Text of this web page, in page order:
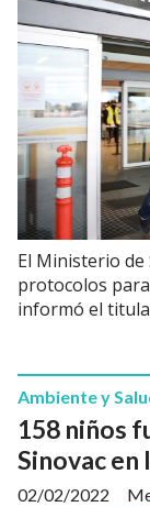
El Ministerio de
protocolos
informó el
158 niños
Sinovac
Ambiente y
02/02/2022